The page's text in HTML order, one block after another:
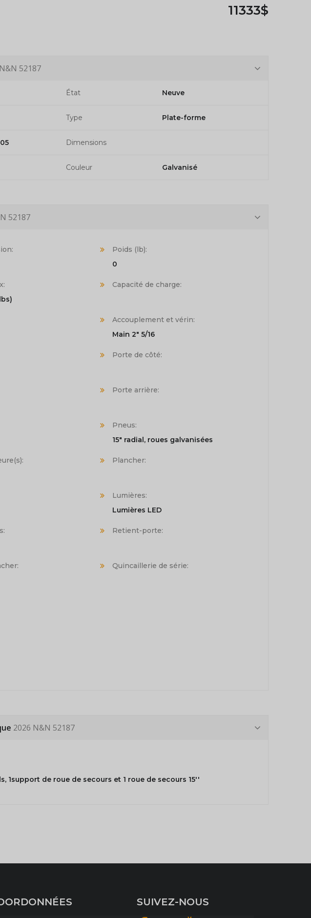
11333$
52187
État Neuve
Type Plate-forme
Dimensions
Couleur Galvanisé
52187
Poids (lb):
0
Capacité de charge:
Accouplement et vérin:
Main 2" 5/16
Porte de côté:
Porte arrière:
Pneus:
15" radial, roues galvanisées
Plancher:
Lumières:
Lumières LED
Retient-porte:
Quincaillerie de série:
2026 N&N 52187
1support de roue de secours et 1 roue de secours 15''
SUIVEZ-NOUS